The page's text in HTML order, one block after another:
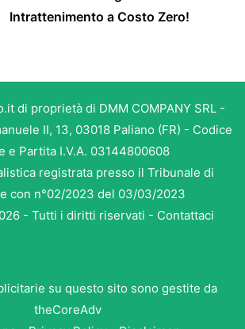
Intrattenimento a Costo Zero!
di proprietà di DMM COMPANY SRL -
II, 13, 03018 Paliano (FR) - Codice
e Partita I.V.A. 03144800608
registrata presso il Tribunale di
con n°02/2023 del 03/03/2023
- Tutti i diritti riservati - Contattaci
su questo sito sono gestite da
theCoreAdv